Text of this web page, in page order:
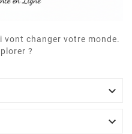
vont changer votre monde.
?

